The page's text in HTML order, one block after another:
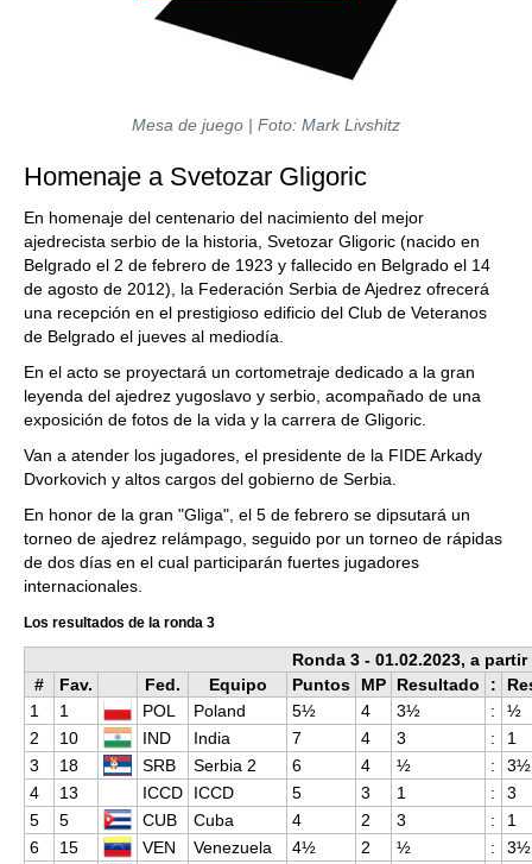
Mesa de juego | Foto: Mark Livshitz
Homenaje a Svetozar Gligoric
En homenaje del centenario del nacimiento del mejor
ajedrecista serbio de la historia, Svetozar Gligoric (nacido en
Belgrado el 2 de febrero de 1923 y fallecido en Belgrado el 14
de agosto de 2012), la Federación Serbia de Ajedrez ofrecerá
una recepción en el prestigioso edificio del Club de Veteranos
de Belgrado el jueves al mediodía.
En el acto se proyectará un cortometraje dedicado a la gran
leyenda del ajedrez yugoslavo y serbio, acompañado de una
exposición de fotos de la vida y la carrera de Gligoric.
Van a atender los jugadores, el presidente de la FIDE Arkady
Dvorkovich y altos cargos del gobierno de Serbia.
En honor de la gran "Gliga", el 5 de febrero se dipsutará un
torneo de ajedrez relámpago, seguido por un torneo de rápidas
de dos días en el cual participarán fuertes jugadores
internacionales.
Los resultados de la ronda 3
Ronda 3 - 01.02.2023, a
#
Fav. Fed. Equipo Puntos MP Resultado :
1
1 POL Poland 5½ 4 3½ :
½
2
10 IND India 7 4 3 :
1
3
18 SRB Serbia 2 6 4 ½ :
3½
4
13 ICCD ICCD 5 3 1 :
3
5
5 CUB Cuba 4 2 3 :
1
6
15 VEN Venezuela 4½ 2 ½ :
3½